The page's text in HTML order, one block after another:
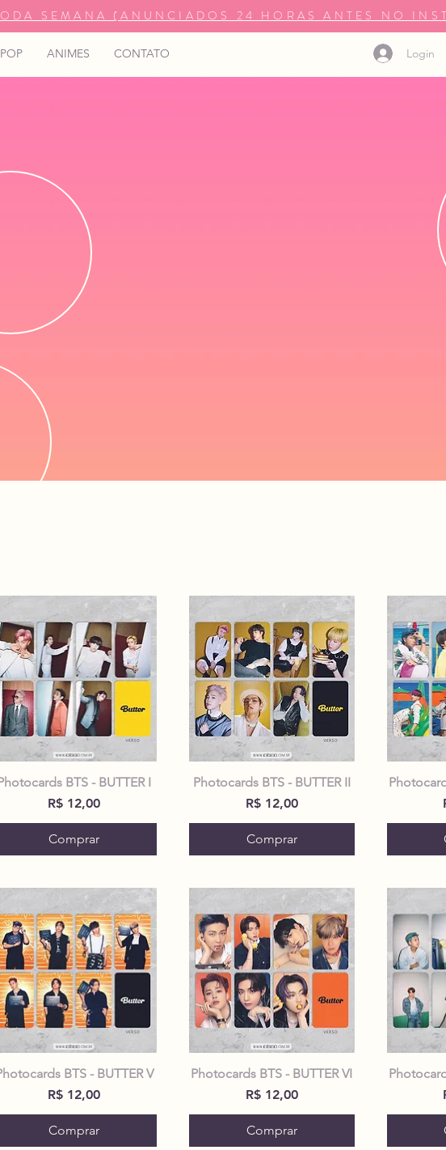
SEMANA (ANUNCIADOS 24 HORAS ANTES NO
ANIMES CONTATO Login
MUITO ALÉM DE FÃ
Kiri Ki Ki
BTS - BUTTER I
Preço
R$ 12,00
Comprar
Photocards BTS - BUTTER II
Preço
R$ 12,00
Comprar
BTS - BUTTER V
Preço
R$ 12,00
Comprar
Photocards BTS - BUTTER VI
Preço
R$ 12,00
Comprar